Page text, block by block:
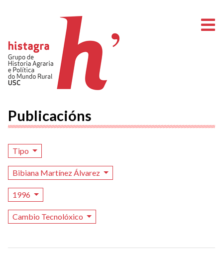
Publicacións
Tipo
Bibiana Martínez Álvarez
1996
Cambio Tecnolóxico